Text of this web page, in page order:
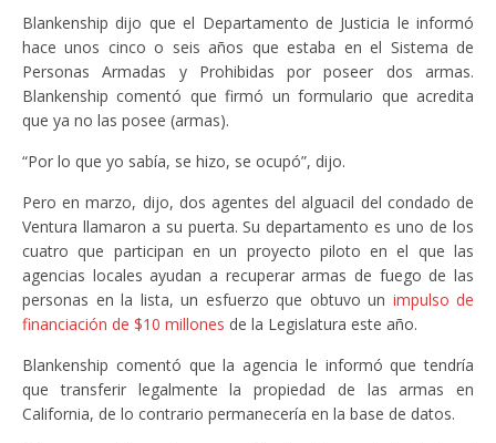
Blankenship dijo que el Departamento de Justicia le informó
hace unos cinco o seis años que estaba en el Sistema de
Personas Armadas y Prohibidas por poseer dos armas.
Blankenship comentó que firmó un formulario que acredita
que ya no las posee (armas).
“Por lo que yo sabía, se hizo, se ocupó”, dijo.
Pero en marzo, dijo, dos agentes del alguacil del condado de
Ventura llamaron a su puerta. Su departamento es uno de los
cuatro que participan en un proyecto piloto en el que las
agencias locales ayudan a recuperar armas de fuego de las
personas en la lista, un esfuerzo que obtuvo un impulso de
financiación de $10 millones de la Legislatura este año.
Blankenship comentó que la agencia le informó que tendría
que transferir legalmente la propiedad de las armas en
California, de lo contrario permanecería en la base de datos.